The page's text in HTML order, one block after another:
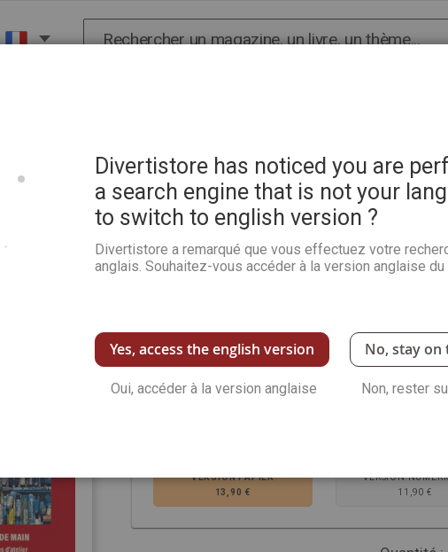
Guide essentiel de l'atelier -
Soyez le premier à commenter ce produit
carnations, ombre et lumière, drapés…
Ce guide est une réédition basées sur un hors-série
VERSION PAPIER
13,90 €
VERSION
11,90 €
Divertistore has noticed you are
a search engine that is not your
to switch to english version ?
Divertistore a remarqué que vous effectuez votre
anglais. Souhaitez-vous accéder à la version anglaise
Yes, access the english version
Oui, accéder à la version anglaise
No, stay on
Non, rester